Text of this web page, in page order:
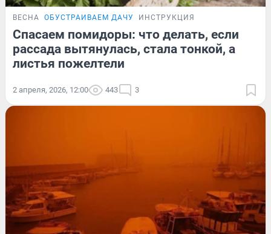
ВЕСНА ОБУСТРАИВАЕМ ДАЧУ ИНСТРУКЦИЯ
Спасаем помидоры: что делать, если
рассада вытянулась, стала тонкой, а
листья пожелтели
2 апреля, 2026, 12:00 443 3